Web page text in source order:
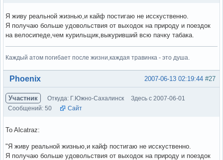
Я живу реальной жизнью,и кайф постигаю не исскуственно.
Я получаю больше удовольствия от выходок на природу и поездок
на велосипеде,чем курильщик,выкуривший всю пачку табака.
Каждый атом погибает после жизни,каждая травинка - это душа.
Вне форума #27
2007-06-13 02:19:44
Phoenix
Участник Откуда: Г.Южно-Сахалинск
Здесь с 2007-06-01
Сообщений: 50
Сайт
To Alcatraz:
"Я живу реальной жизнью,и кайф постигаю не исскуственно.
Я получаю больше удовольствия от выходок на природу и поездок